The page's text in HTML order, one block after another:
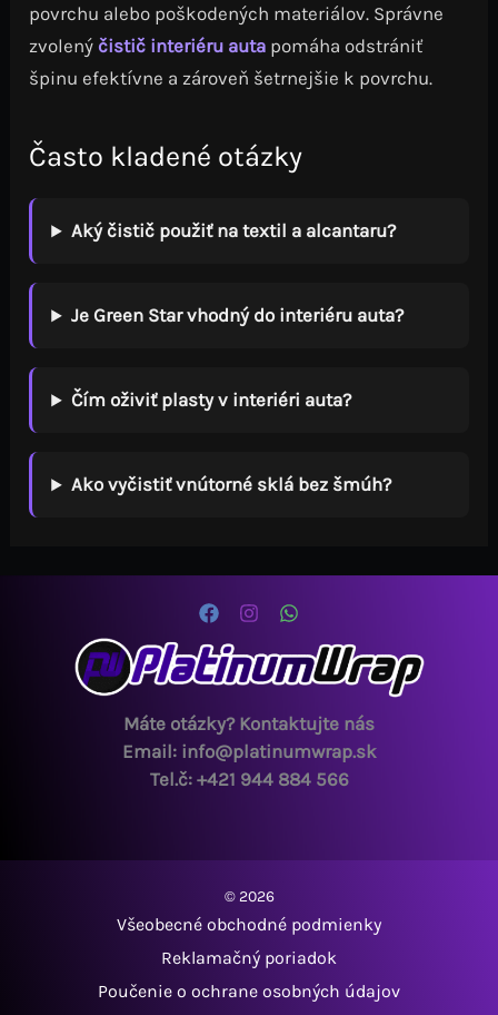
povrchu alebo poškodených materiálov. Správne
zvolenýčistič interiéru auta pomáha odstrániť
špinu efektívne a zároveň šetrnejšie k povrchu.
Často kladené otázky
Aký čistič použiť na textil a alcantaru?
Je Green Star vhodný do interiéru auta?
Čím oživiť plasty v interiéri auta?
Ako vyčistiť vnútorné sklá bez šmúh?
Máte otázky? Kontaktujte nás
Email: info@platinumwrap.sk
Tel.č: +421 944 884 566
© 2026
Všeobecné obchodné podmienky
Reklamačný poriadok
Poučenie o ochrane osobných údajov